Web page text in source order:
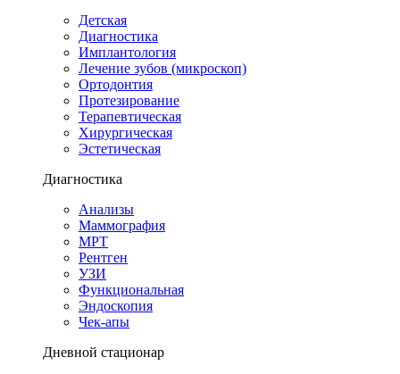
Детская
Диагностика
Имплантология
Лечение зубов (микроскоп)
Ортодонтия
Протезирование
Терапевтическая
Хирургическая
Эстетическая
Диагностика
Анализы
Маммография
МРТ
Рентген
УЗИ
Функциональная
Эндоскопия
Чек-апы
Дневной стационар